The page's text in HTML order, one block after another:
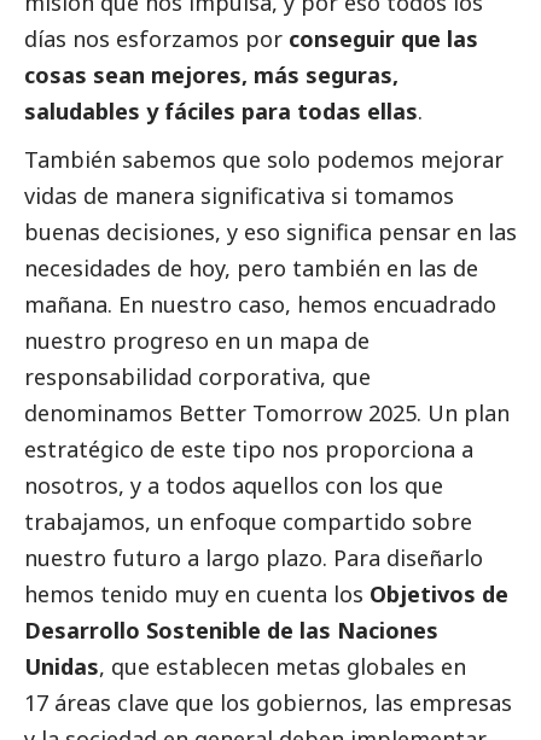
días nos esforzamos por conseguir que las
cosas sean mejores, más seguras,
saludables y fáciles para todas ellas.
También sabemos que solo podemos mejorar
vidas de manera significativa si tomamos
buenas decisiones, y eso significa pensar en las
necesidades de hoy, pero también en las de
mañana. En nuestro caso, hemos encuadrado
nuestro progreso en un mapa de
responsabilidad corporativa, que
denominamos Better Tomorrow 2025. Un plan
estratégico de este tipo nos proporciona a
nosotros, y a todos aquellos con los que
trabajamos, un enfoque compartido sobre
nuestro futuro a largo plazo. Para diseñarlo
hemos tenido muy en cuenta los Objetivos de
Desarrollo Sostenible de las Naciones
Unidas, que establecen metas globales en
17 áreas clave que los gobiernos, las empresas